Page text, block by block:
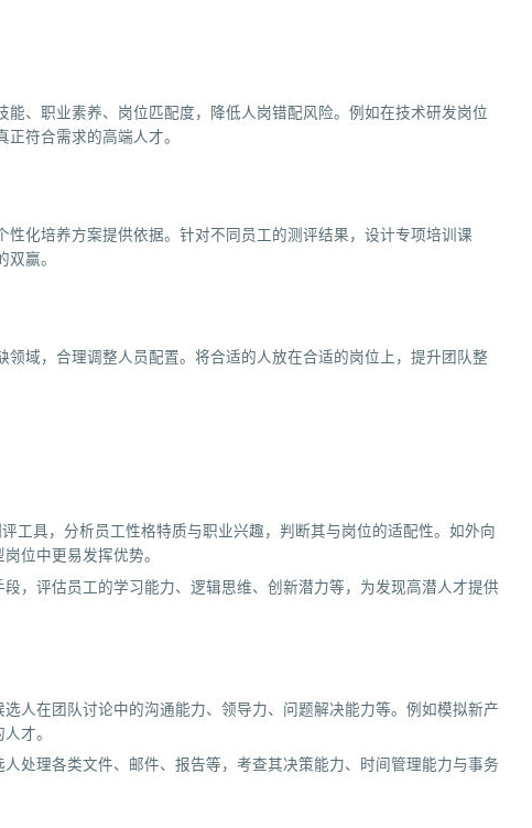
、职业素养、岗位匹配度，降低人岗错配风险。例如在技术研发岗位
符合需求的高端人才。
化培养方案提供依据。针对不同员工的测评结果，设计专项培训课
赢。
域，合理调整人员配置。将合适的人放在合适的岗位上，提升团队整
工具，分析员工性格特质与职业兴趣，判断其与岗位的适配性。如外向
位中更易发挥优势。
，评估员工的学习能力、逻辑思维、创新潜力等，为发现高潜人才提供
人在团队讨论中的沟通能力、领导力、问题解决能力等。例如模拟新产
才。
处理各类文件、邮件、报告等，考查其决策能力、时间管理能力与事务